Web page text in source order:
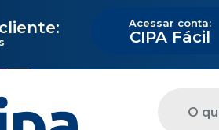
Acessar conta:
CIPA Fácil